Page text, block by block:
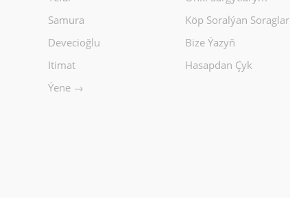
Samura
Devecioğlu
Itimat
Ýene →
Köp Soralýan Soraglar
Bize Ýazyň
Hasapdan Çyk